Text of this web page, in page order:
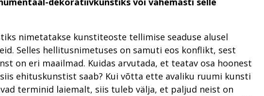
nimetatakse kunstiteoste tellimise seaduse alusel
Selles hellitusnimetuses on samuti eos konflikt, sest
on eri maailmad. Kuidas arvutada, et teatav osa hoonest
ehituskunstist saab? Kui võtta ette avaliku ruumi kunsti
terminid laiemalt, siis tuleb välja, et paljud neist on